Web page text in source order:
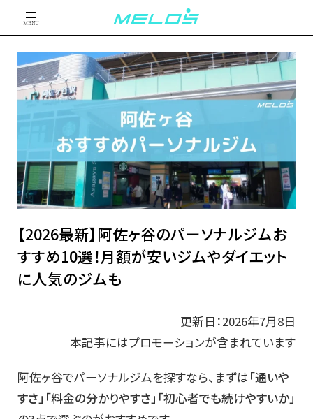
MENU
【2026最新】阿佐ヶ谷のパーソナルジムお
すすめ10選！月額が安いジムやダイエット
に人気のジムも
更新日：2026年7月8日
本記事にはプロモーションが含まれています
阿佐ヶ谷でパーソナルジムを探すなら、まずは「通いや
すさ」「料金の分かりやすさ」「初心者でも続けやすいか」